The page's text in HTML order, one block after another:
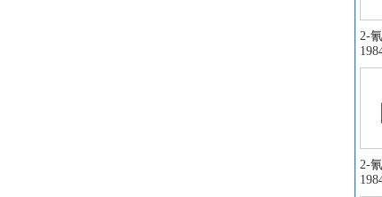
2-
2-